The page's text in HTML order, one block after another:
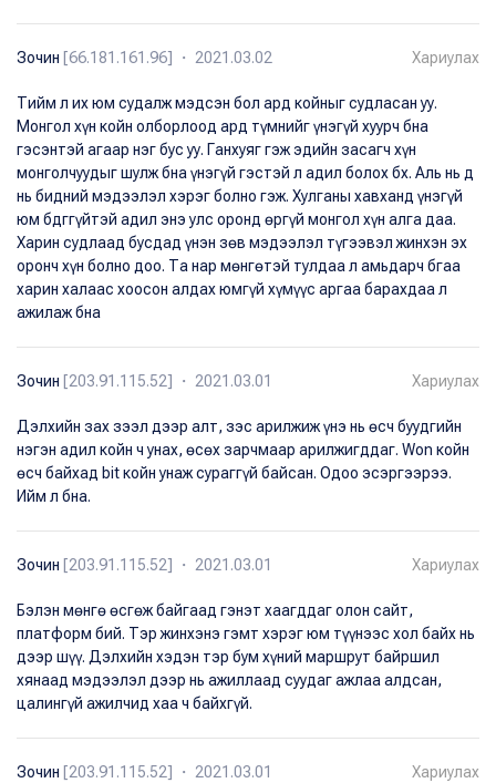
Зочин [66.181.161.96] ・ 2021.03.02 Хариулах
Тийм л их юм судалж мэдсэн бол ард койныг судласан уу.
Монгол хүн койн олборлоод ард түмнийг үнэгүй хуурч бна
гэсэнтэй агаар нэг бус уу. Ганхуяг гэж эдийн засагч хүн
монголчуудыг шулж бна үнэгүй гэстэй л адил болох бх. Аль нь д
нь бидний мэдээлэл хэрэг болно гэж. Хулганы хавханд үнэгүй
юм бдггүйтэй адил энэ улс оронд өргүй монгол хүн алга даа.
Харин судлаад бусдад үнэн зөв мэдээлэл түгээвэл жинхэн эх
оронч хүн болно доо. Та нар мөнгөтэй тулдаа л амьдарч бгаа
харин халаас хоосон алдах юмгүй хүмүүс аргаа барахдаа л
ажилаж бна
Зочин [203.91.115.52] ・ 2021.03.01 Хариулах
Дэлхийн зах зээл дээр алт, зэс арилжиж үнэ нь өсч буудгийн
нэгэн адил койн ч унах, өсөх зарчмаар арилжигддаг. Won койн
өсч байхад bit койн унаж сураггүй байсан. Одоо эсэргээрээ.
Ийм л бна.
Зочин [203.91.115.52] ・ 2021.03.01 Хариулах
Бэлэн мөнгө өсгөж байгаад гэнэт хаагддаг олон сайт,
платформ бий. Тэр жинхэнэ гэмт хэрэг юм түүнээс хол байх нь
дээр шүү. Дэлхийн хэдэн тэр бум хүний маршрут байршил
хянаад мэдээлэл дээр нь ажиллаад суудаг ажлаа алдсан,
цалингүй ажилчид хаа ч байхгүй.
Зочин [203.91.115.52] ・ 2021.03.01 Хариулах